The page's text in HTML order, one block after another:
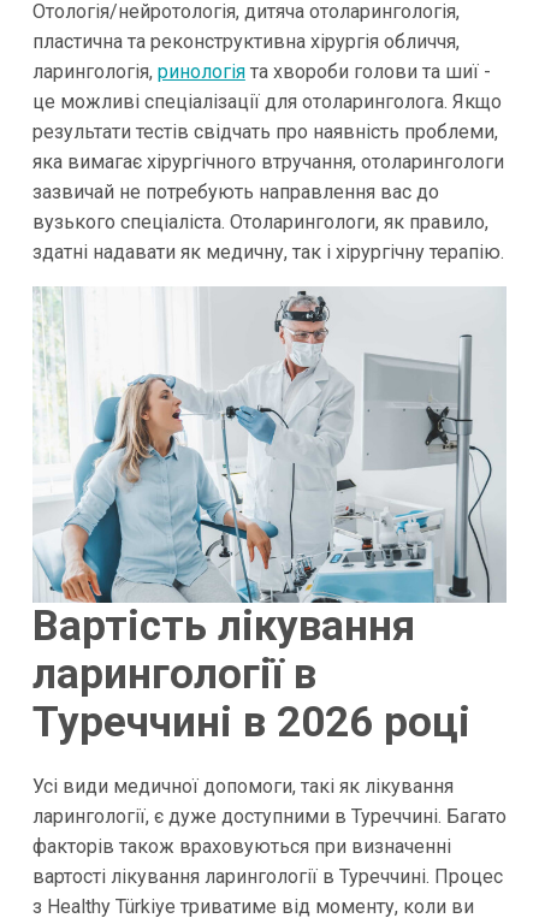
Отологія/нейротологія, дитяча отоларингологія,
пластична та реконструктивна хірургія обличчя,
ларингологія, ринологіята хвороби голови та шиї -
це можливі спеціалізації для отоларинголога. Якщо
результати тестів свідчать про наявність проблеми,
яка вимагає хірургічного втручання, отоларингологи
зазвичай не потребують направлення вас до
вузького спеціаліста. Отоларингологи, як правило,
здатні надавати як медичну, так і хірургічну терапію.
Вартість лікування
ларингології в
Туреччині в 2026 році
Усі види медичної допомоги, такі як лікування
ларингології, є дуже доступними в Туреччині. Багато
факторів також враховуються при визначенні
вартості лікування ларингології в Туреччині. Процес
з Healthy Türkiye триватиме від моменту, коли ви